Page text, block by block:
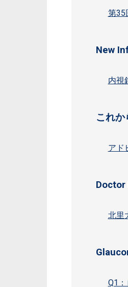
第35
New
内視
これ
アド
北里
Q1